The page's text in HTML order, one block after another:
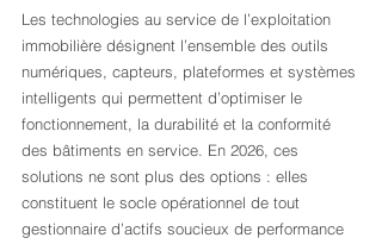
Les technologies au service de l’exploitation
immobilière désignent l’ensemble des outils
numériques, capteurs, plateformes et systèmes
intelligents qui permettent d’optimiser le
fonctionnement, la durabilité et la conformité
des bâtiments en service. En 2026, ces
solutions ne sont plus des options : elles
constituent le socle opérationnel de tout
gestionnaire d’actifs soucieux de performance